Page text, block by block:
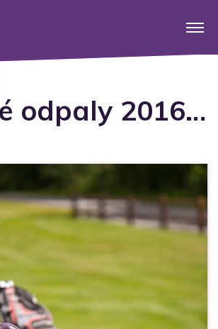
odpaly 2016…